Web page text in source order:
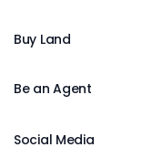
Buy Land
Be an Agent
Social Media